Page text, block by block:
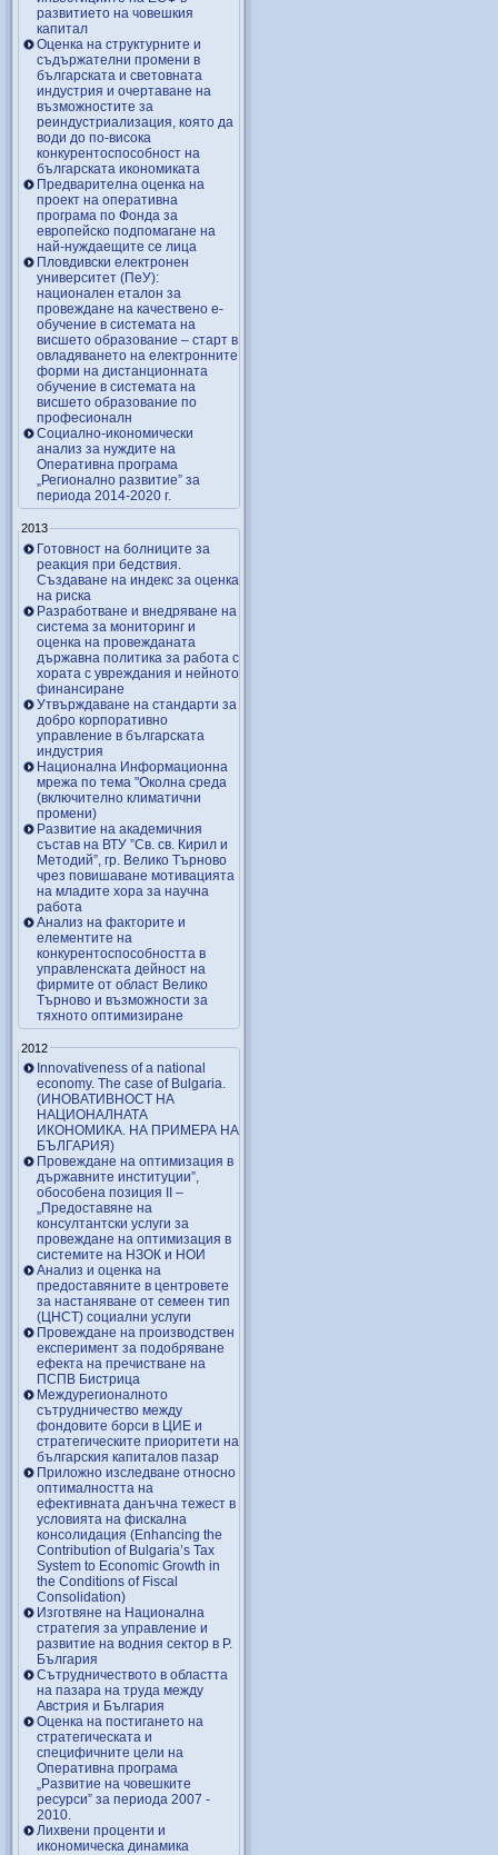
развитието на човешкия
капитал
Оценка на структурните и
съдържателни промени в
българската и световната
индустрия и очертаване на
възможностите за
реиндустриализация, която да
води до по-висока
конкурентоспособност на
българската икономиката
Предварителна оценка на
проект на оперативна
програма по Фонда за
европейско подпомагане на
най-нуждаещите се лица
Пловдивски електронен
университет (ПеУ):
национален еталон за
провеждане на качествено е-
обучение в системата на
висшето образование – старт в
овладяването на електронните
форми на дистанционната
обучение в системата на
висшето образование по
професионалн
Социално-икономически
анализ за нуждите на
Оперативна програма
„Регионално развитие” за
периода 2014-2020 г.
2013
Готовност на болниците за
реакция при бедствия.
Създаване на индекс за оценка
на риска
Разработване и внедряване на
система за мониторинг и
оценка на провежданата
държавна политика за работа с
хората с увреждания и нейното
финансиране
Утвърждаване на стандарти за
добро корпоративно
управление в българската
индустрия
Национална Информационна
мрежа по тема "Околна среда
(включително климатични
промени)
Развитие на академичния
състав на ВТУ ”Св. св. Кирил и
Методий”, гр. Велико Търново
чрез повишаване мотивацията
на младите хора за научна
работа
Анализ на факторите и
елементите на
конкурентоспособността в
управленската дейност на
фирмите от област Велико
Търново и възможности за
тяхното оптимизиране
2012
Innovativeness of a national
economy. The case of Bulgaria.
(ИНОВАТИВНОСТ НА
НАЦИОНАЛНАТА
ИКОНОМИКА. НА ПРИМЕРА НА
БЪЛГАРИЯ)
Провеждане на оптимизация в
държавните институции”,
обособена позиция ІІ –
„Предоставяне на
консултантски услуги за
провеждане на оптимизация в
системите на НЗОК и НОИ
Анализ и оценка на
предоставяните в центровете
за настаняване от семеен тип
(ЦНСТ) социални услуги
Провеждане на производствен
експеримент за подобряване
ефекта на пречистване на
ПСПВ Бистрица
Междурегионалното
сътрудничество между
фондовите борси в ЦИЕ и
стратегическите приоритети на
българския капиталов пазар
Приложно изследване относно
оптималността на
ефективната данъчна тежест в
условията на фискална
консолидация (Enhancing the
Contribution of Bulgaria’s Tax
System to Economic Growth in
the Conditions of Fiscal
Consolidation)
Изготвяне на Национална
стратегия за управление и
развитие на водния сектор в Р.
България
Сътрудничеството в областта
на пазара на труда между
Австрия и България
Оценка на постигането на
стратегическата и
специфичните цели на
Оперативна програма
„Развитие на човешките
ресурси” за периода 2007 ‑
2010.
Лихвени проценти и
икономическа динамика